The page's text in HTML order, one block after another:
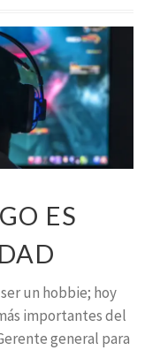
ES
un hobbie; hoy
importantes del
general para